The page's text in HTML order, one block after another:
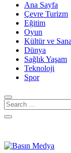
Ana Sayfa
Çevre Turizm
Eğitim
Oyun
Kültür ve
Dünya
Sağlık Yaşam
Teknoloji
Spor